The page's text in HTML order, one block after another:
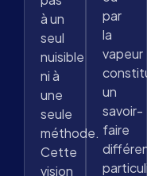
à un
seul
nuisible
ni à
une
seule
méthode.
Cette
vision
par
la
vapeur
un
savoir-
faire